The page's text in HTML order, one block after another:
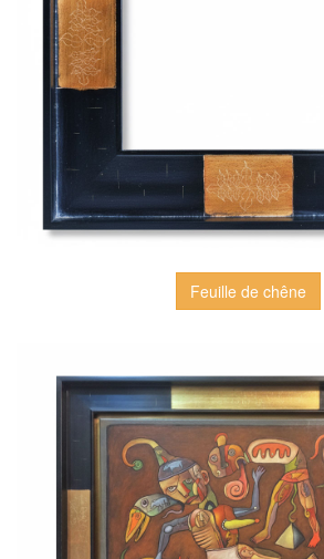
Feuille de chêne